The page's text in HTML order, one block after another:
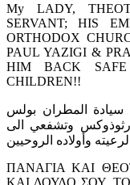
My LADY,
SERVANT; HIS
ORTHODOX
PAUL YAZIGI &
HIM BACK
CHILDREN!!
سيادة المطران بولس
وتشفعي الى
ΠΑΝΑΓΙΑ ΚΑΙ
ΚΑΙ ΔΟΥΛΟ ΣΟΥ,